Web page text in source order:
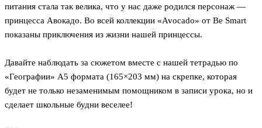
питания стала так велика, что у нас даже родился персонаж —
принцесса Авокадо. Во всей коллекции «Avocado» от Be Smart
показаны приключения из жизни нашей принцессы.
Давайте наблюдать за сюжетом вместе с нашей тетрадью по
«Географии» А5 формата (165×203 мм) на скрепке, которая
будет не только незаменимым помощником в записи урока, но и
сделает школьные будни веселее!